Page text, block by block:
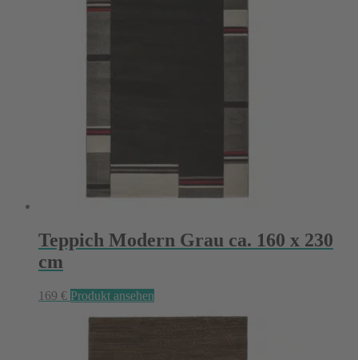
Teppich Modern Grau ca. 160 x 230
cm
169 € Produkt ansehen